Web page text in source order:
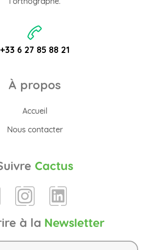
+33 6 27 85 88 21
À propos
Accueil
Nous contacter
Cactus
à la Newsletter